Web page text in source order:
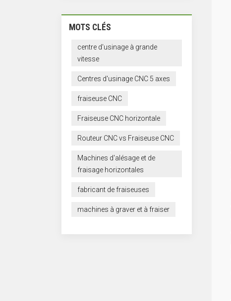
MOTS CLÉS
centre d'usinage à grande
vitesse
Centres d'usinage CNC 5 axes
fraiseuse CNC
Fraiseuse CNC horizontale
Routeur CNC vs Fraiseuse CNC
Machines d'alésage et de
fraisage horizontales
fabricant de fraiseuses
machines à graver et à fraiser